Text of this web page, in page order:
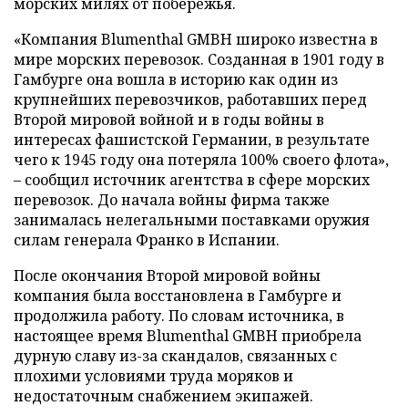
«Компания Blumenthal GMBH широко известна в
мире морских перевозок. Созданная в 1901 году в
Гамбурге она вошла в историю как один из
крупнейших перевозчиков, работавших перед
Второй мировой войной и в годы войны в
интересах фашистской Германии, в результате
чего к 1945 году она потеряла 100% своего флота»,
– сообщил источник агентства в сфере морских
перевозок. До начала войны фирма также
занималась нелегальными поставками оружия
силам генерала Франко в Испании.
После окончания Второй мировой войны
компания была восстановлена в Гамбурге и
продолжила работу. По словам источника, в
настоящее время Blumenthal GMBH приобрела
дурную славу из-за скандалов, связанных с
плохими условиями труда моряков и
недостаточным снабжением экипажей.